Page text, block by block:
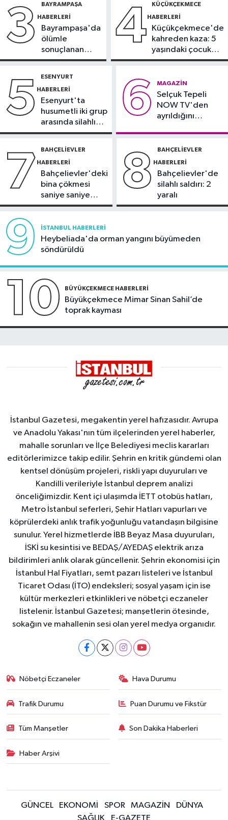
Kültür Sanat
21:21
vatandaşları yazlık sinemada
buluşturuyor
demeyin, önlemini alın
3 BAYRAMPAŞA
HABERLERI
Bayrampaşa'da
ölümle
sonuçlanan
kaza: Sürücü
4 KÜÇÜKÇEKMECE
HABERLERI
Küçükçekmece'de
kahreden kaza: 5
yaşındaki çocuk
yoğun bakımda
5 ESENYURT
HABERLERI
Esenyurt'ta
husumetli iki grup
arasında silahlı
kavga
6 MAGAZIN
Selçuk Tepeli
NOW TV'den
ayrıldığını
7 BAHÇELIEVLER
HABERLERI
Bahçelievler'deki
bina çökmesi
saniye saniye
görüntülendi
8 BAHÇELIEVLER
HABERLERI
Bahçelievler'de
silahlı saldırı: 2
yaralı
9 İSTANBUL HABERLERI
Heybeliada'da orman yangını büyümeden
söndürüldü
10 BÜYÜKÇEKMECE HABERLERI
Büyükçekmece Mimar Sinan Sahil’de
toprak kayması
İstanbul Gazetesi, megakentin yerel hafızasıdır. Avrupa
ve Anadolu Yakası'nın tüm ilçelerinden yerel haberler,
mahalle sorunları ve İlçe Belediyesi meclis kararları
editörlerimizce takip edilir. Şehrin en kritik gündemi olan
kentsel dönüşüm projeleri, riskli yapı duyuruları ve
Kandilli verileriyle İstanbul deprem analizi
önceliğimizdir. Kent içi ulaşımda İETT otobüs hatları,
Metro İstanbul seferleri, Şehir Hatları vapurları ve
köprülerdeki anlık trafik yoğunluğu vatandaşın bilgisine
sunulur. Yerel hizmetlerde İBB Beyaz Masa duyuruları,
İSKİ su kesintisi ve BEDAŞ/AYEDAŞ elektrik arıza
bildirimleri anlık olarak güncellenir. Şehrin ekonomisi için
İstanbul Hal Fiyatları, semt pazarı listeleri ve İstanbul
Ticaret Odası (İTO) endeksleri; sosyal yaşam için ise
kültür merkezleri etkinlikleri ve nöbetçi eczaneler
listelenir. İstanbul Gazetesi; manşetlerin ötesinde,
sokağın ve mahallenin sesi olan yerel medya organıdır.
Nöbetçi Eczaneler Hava Durumu
Trafik Durumu Puan Durumu ve Fikstür
Tüm Manşetler Son Dakika Haberleri
Haber Arşivi
GÜNCEL EKONOMİ SPOR MAGAZİN
DÜNYA
SAĞLIK
E-GAZETE